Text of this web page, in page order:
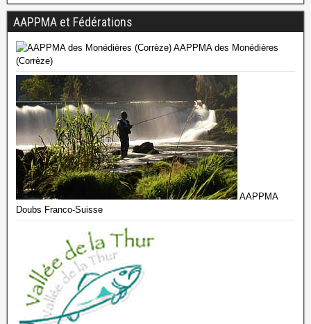
AAPPMA et Fédérations
AAPPMA des Monédières
(Corrèze)
AAPPMA
Doubs Franco-Suisse